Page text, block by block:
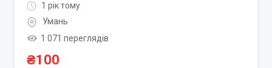
1 рік тому
Умань
1 071 переглядів
₴100